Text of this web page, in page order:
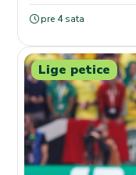
pre 4 sata
Lige petice